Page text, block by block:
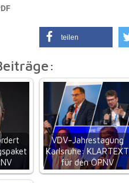
teilen
VDV-Jahrestagung
Karlsruhe: KLARTEXT
für den ÖPNV